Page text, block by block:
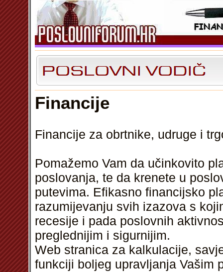
Financije
Financije za obrtnike, udruge i
Pomažemo Vam da učinkovito
poslovanja, te da krenete u
putevima. Efikasno financijsko
razumijevanju svih izazova s
recesije i pada poslovnih
preglednijim i sigurnijim.
Web stranica za kalkulacije,
funkciji boljeg upravljanja Vašim